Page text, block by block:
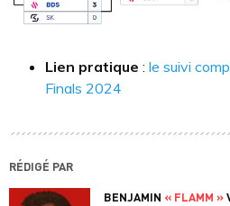
Lien pratique : le suivi
Finals 2024
RÉDIGÉ PAR
BENJAMIN « FLAMM »